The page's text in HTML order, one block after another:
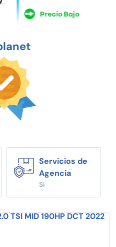
Servicios de
Agencia
Si
TSI MID 190HP DCT 2022